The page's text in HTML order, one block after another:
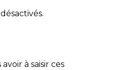
à saisir ces